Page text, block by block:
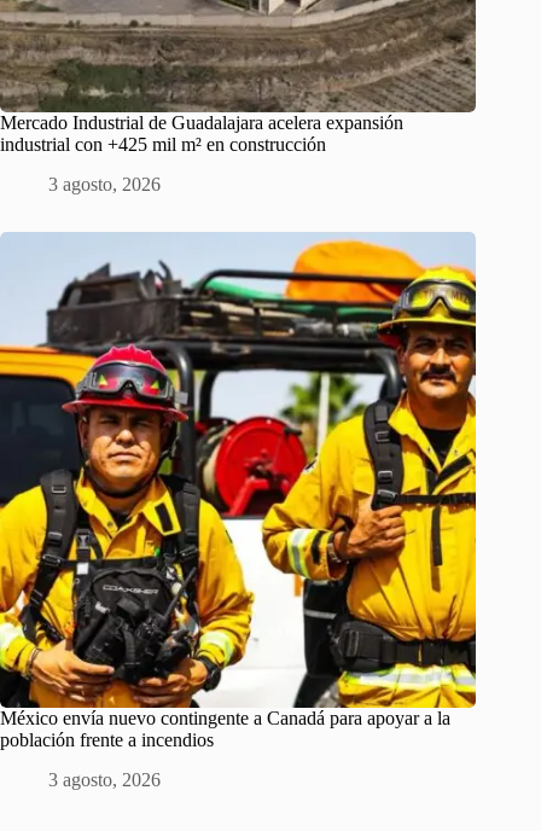
Mercado Industrial de Guadalajara acelera expansión
industrial con +425 mil m² en construcción
3 agosto, 2026
México envía nuevo contingente a Canadá para apoyar a la
población frente a incendios
3 agosto, 2026